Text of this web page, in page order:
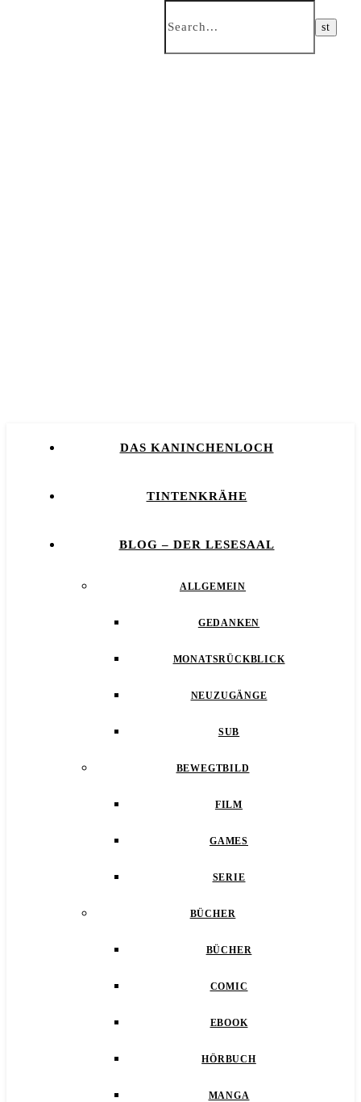
DAS KANINCHENLOCH
TINTENKRÄHE
BLOG – DER LESESAAL
ALLGEMEIN
GEDANKEN
MONATSRÜCKBLICK
NEUZUGÄNGE
SUB
BEWEGTBILD
FILM
GAMES
SERIE
BÜCHER
BÜCHER
COMIC
EBOOK
HÖRBUCH
MANGA